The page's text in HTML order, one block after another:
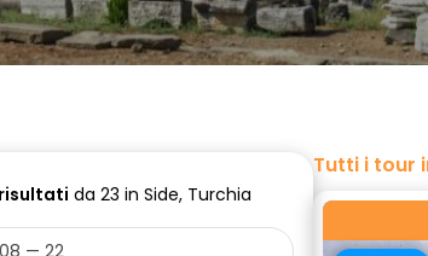
risultati da 23 in Side, Turchia
Tutti i tour